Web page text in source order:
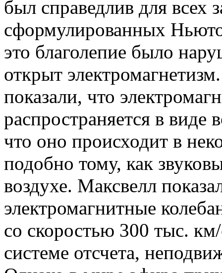
был справедлив для всех
сформулированных
это благолепие было
открыт
показали, что
распространяется в
что оно происходит в
подобно тому, как
воздухе. Максвелл
электромагнитные
со скоростью 300 тыс.
системе отсчета,